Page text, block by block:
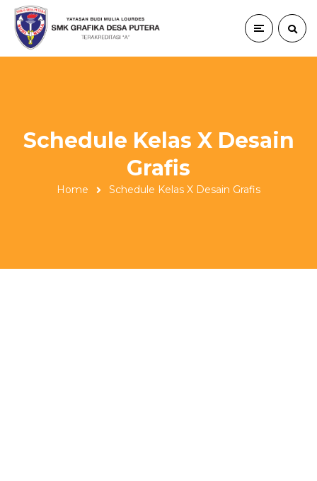
Schedule Kelas X Desain
Grafis
Home Schedule Kelas X Desain Grafis